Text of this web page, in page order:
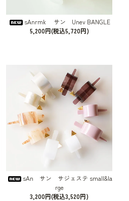
sAnrmk サン Unev BANGLE
5,200円(税込5,720円)
sAn サン サジェステ small&la
rge
3,200円(税込3,520円)